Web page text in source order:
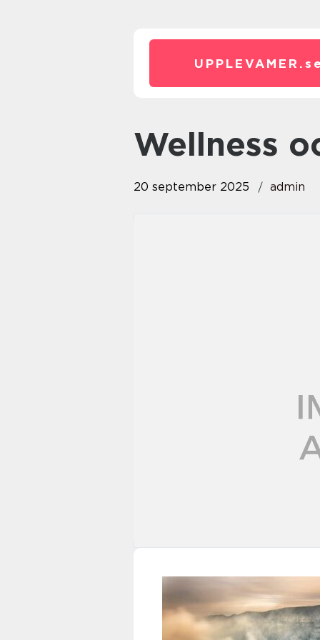
UPPLEVAMER.
Wellness
20 september 2025 admin